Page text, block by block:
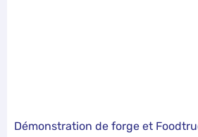
Démonstration de forge et